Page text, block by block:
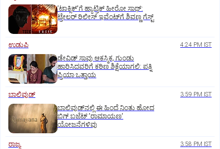
ʼಟಾಕ್ಸಿಕ್‌ʼಗೆ ಹ್ಯಾಟ್ರಿಕ್‌ ಹೀರೋ ಸಾಥ್:‌
ಟ್ರೇಲರ್‌ ರಿಲೀಸ್‌ ಇವೆಂಟ್‌ಗೆ ಶಿವಣ್ಣ ಗೆಸ್ಟ್
ಉಡುಪಿ 4:24 PM IST
ಡೇವಿಡ್ ಸಾವು ಆಕಸ್ಮಿಕ, ಗುಂಡು
ಹಾರಿಸಿದವರಿಗೆ ಕಠಿಣ ಶಿಕ್ಷೆಯಾಗಲಿ: ಪತ್ನಿ
ಪ್ರಿಯಾ ಒತ್ತಾಯ
ಬಾಲಿವುಡ್‌ 3:59 PM IST
ಬಾಲಿವುಡ್‌ನಲ್ಲಿ ಈ ಹಿಂದೆ ನಿಂತು ಹೋದ
ಬಿಗ್‌ ಬಜೆಟ್ ʼರಾಮಾಯಣʼ‌
ಯೋಜನೆಗಳಿವು
ರಾಜ್ಯ 3:58 PM IST